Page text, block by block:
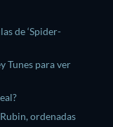
de ‘Spider-
Tunes para ver
ordenadas